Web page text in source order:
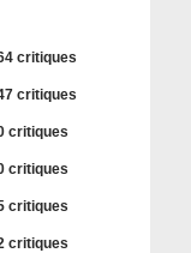
critiques
critiques
critiques
critiques
critiques
critiques